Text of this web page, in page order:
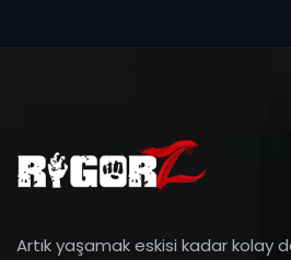
Artık yaşamak eskisi kadar kolay